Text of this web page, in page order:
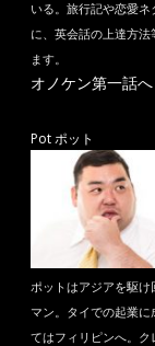
いる。旅行記や恋愛ネ
に、英会話の上達方法
ます。
オノケン第一話へ
Pot ポット
ポットはアジアを駆け
マン。タイでの起業に
てはフィリピンへ。ク